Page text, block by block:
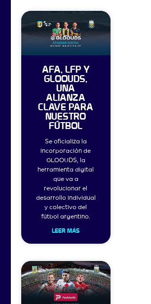
AFA, LFP Y
GLOOUDS,
UNA
ALIANZA
CLAVE PARA
NUESTRO
FÚTBOL
Se oficializa la
incorporación de
GLOOUDS, la
herramienta digital
que va a
revolucionar el
desarrollo individual
y colectivo del
fútbol argentino.
LEER MÁS